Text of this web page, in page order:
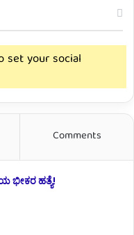
set your social
Comments
ಭೀಕರ ಹತ್ಯೆ!